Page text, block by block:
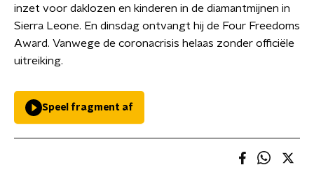
inzet voor daklozen en kinderen in de diamantmijnen in
Sierra Leone. En dinsdag ontvangt hij de Four Freedoms
Award. Vanwege de coronacrisis helaas zonder officiële
uitreiking.
Speel fragment af